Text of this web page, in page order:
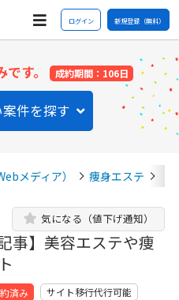
ログイン 新規登録（無料）
す。 成約期間：106日
件を探す
メディア） 痩身エステ
事】美容エステや痩
気になる（値下げ通知）
済み
サイト移行代行可能